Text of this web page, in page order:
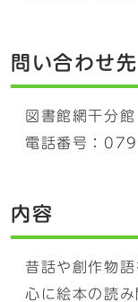
問い合わせ先
図書館網干分館
電話番号：
内容
昔話や創作物
心に絵本の読